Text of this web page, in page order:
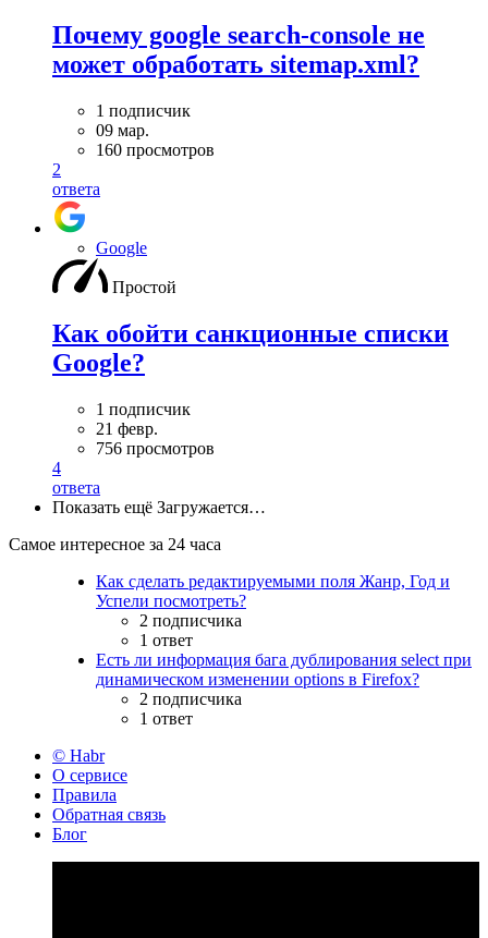
Почему google search-console не
может обработать sitemap.xml?
1 подписчик
09 мар.
160 просмотров
2
ответа
Google
Простой
Как обойти санкционные списки
Google?
1 подписчик
21 февр.
756 просмотров
4
ответа
Показать ещё Загружается…
Самое интересное за 24 часа
Как сделать редактируемыми поля Жанр, Год и
Успели посмотреть?
2 подписчика
1 ответ
Есть ли информация бага дублирования select при
динамическом изменении options в Firefox?
2 подписчика
1 ответ
© Habr
О сервисе
Правила
Обратная связь
Блог